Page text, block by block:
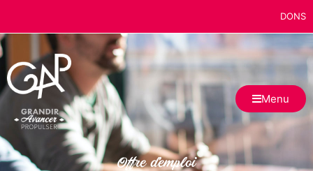
DONS
Menu
Offre d'emploi